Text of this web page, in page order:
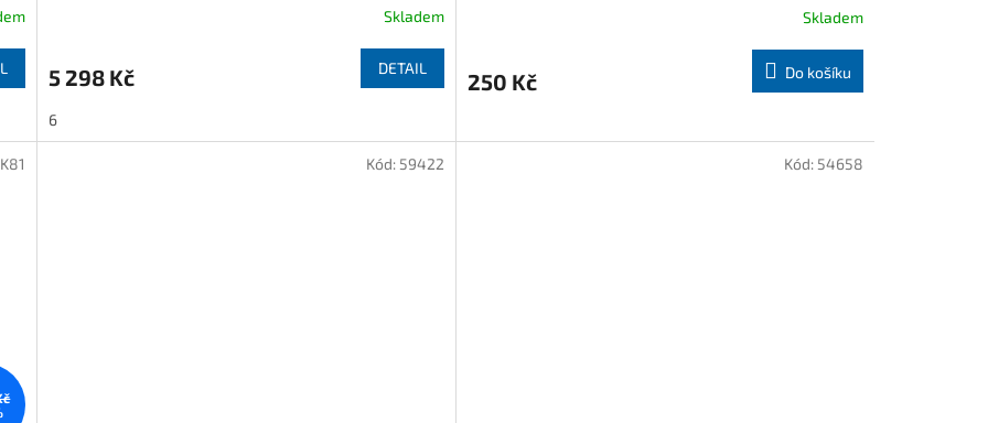
Skladem
5 298 Kč DETAIL
6
Skladem
250 Kč Do košíku
Kód: 59422 Kód: 54658